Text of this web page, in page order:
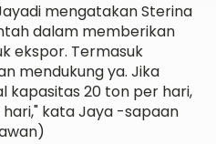
mengatakan Sterina
dalam memberikan
ekspor. Termasuk
mendukung ya. Jika
kapasitas 20 ton per hari,
kata Jaya -sapaan